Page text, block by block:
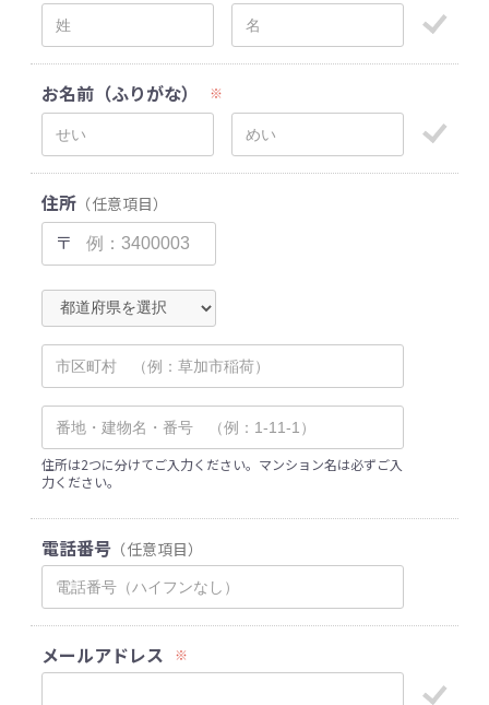
お名前（ふりがな） ※
住所 （任意項目）
〒
住所は2つに分けてご入力ください。マンション名は必ずご入
力ください。
電話番号 （任意項目）
メールアドレス ※